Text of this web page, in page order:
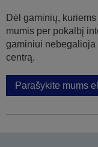
Dėl gaminių,
mumis per pokalbį
gaminiui nebegalioja
centrą.
Parašykite mums